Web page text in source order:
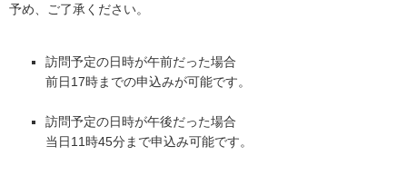
予め、ご了承ください。
訪問予定の日時が午前だった場合
前日17時までの申込みが可能です。
訪問予定の日時が午後だった場合
当日11時45分まで申込み可能です。